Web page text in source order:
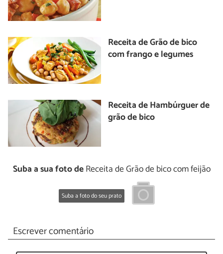
Receita de Grão de bico
com frango e legumes
Receita de Hambúrguer de
grão de bico
Suba a sua foto deReceita de Grão de bico com feijão
Suba a foto do seu prato
Escrever comentário